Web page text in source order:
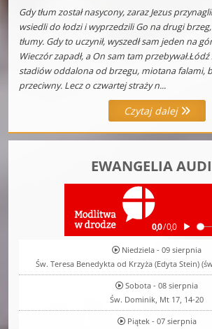
Gdy tłum został nasycony, zaraz Jezus
wsiedli do łodzi i wyprzedzili Go na drugi
tłumy. Gdy to uczynił, wyszedł sam jeden na
Wieczór zapadł, a On sam tam przebywał.Łódź
stadiów oddalona od brzegu, miotana falami,
przeciwny. Lecz o czwartej straży n...
Czytaj dalej
EWANGELIA
Niedziela - 09 sierpnia
Św. Teresa Benedykta od Krzyża (Edyta Stein)
Sobota - 08 sierpnia
Św. Dominik, Mt 17, 14-20
Piątek - 07 sierpnia